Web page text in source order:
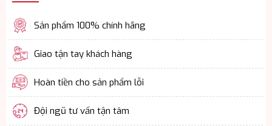
Sản phẩm 100% chính hãng
Giao tận tay khách hàng
Hoàn tiền cho sản phẩm lỗi
Đội ngũ tư vấn tận tâm